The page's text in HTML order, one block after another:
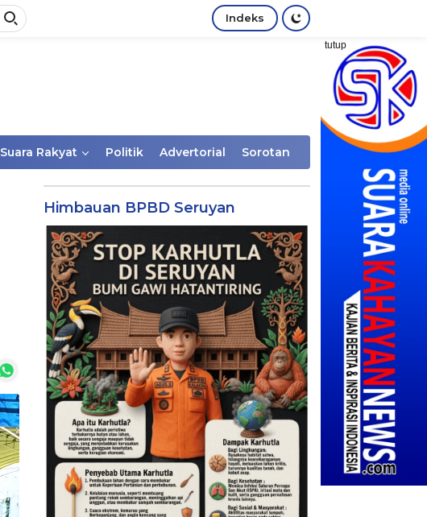
Indeks
tutup
Suara Rakyat Politik Advertorial Sorotan
Himbauan BPBD Seruyan